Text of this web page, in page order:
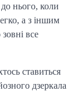
нього, коли
а з іншим
все
ставиться
дзеркала